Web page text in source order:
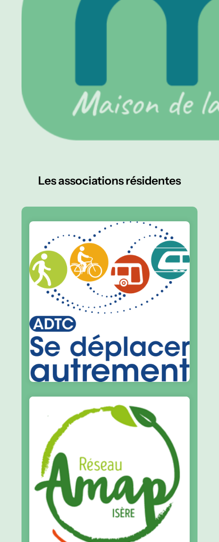
Les associations résidentes
ADTC
Pour le développement des mobilités
douces
En savoir plus
Alliance PEC
Réseau des Associations pour le Maintien
de l’Agriculture Paysanne